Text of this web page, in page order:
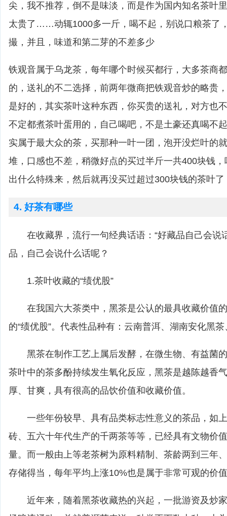
尖，我不推荐，倒不是味淡，而是作为国内知名茶叶
太贵了……动辄1000多一斤，喝不起，别说口粮茶了
撮，并且，味道和第二芽的不差多少
铁观音属于乌龙茶，每年哪个时候买都行，大多茶商
的，送礼的不二选择，前两年微商把铁观音炒的略贵
是好的，其实茶叶这种东西，你买贵的送礼，对方也
不定都煮茶叶蛋用的，自己喝吧，不是土豪还真喝不
实属于最大众的茶，买那种一叶一团，泡开没烂叶的
堆，口感也不差，稍微好点的买过半斤一共400块钱
出什么特殊来，然后就再没买过超过300块钱的茶叶了
4. 好茶有哪些
在收藏界，流行一句经典话语：“好藏品自己会说
品，自己会说什么话呢？
1.茶叶收藏的“绩优股”
在我国六大茶类中，黑茶是公认的最具收藏价值
的“绩优股”。代表性品种有：云南普洱、湖南安化黑
黑茶在制作工艺上属后发酵，在微生物、有益菌
茶叶中的茶多酚持续发生氧化反应，黑茶是越陈越香
厚、甘爽，具有很高的品饮价值和收藏价值。
一些年份较早、具有品类标志性意义的茶品，如
砖、五六十年代生产的千两茶等等，已经具有文物价
量。而一般由上等老茶树为原料精制、茶龄两到三年
存储得当，每年平均上涨10%也是属于非常可观的价
近年来，随着黑茶收藏热的兴起，一批游资及炒